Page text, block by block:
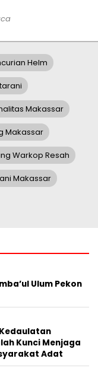
Helm
Makassar
Makassar
Warkop Resah
Makassar
Ulum Pekon
Kedaulatan
Kunci Menjaga
Adat